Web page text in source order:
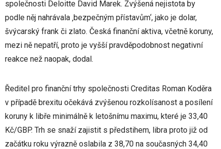
společnosti Deloitte David Marek. Zvýšená nejistota by
podle něj nahrávala ‚bezpečným přístavům‘, jako je dolar,
švýcarský frank či zlato. Česká finanční aktiva, včetně koruny,
mezi ně nepatří, proto je vyšší pravděpodobnost negativní
reakce než naopak, dodal.
Ředitel pro finanční trhy společnosti Creditas Roman Koděra
v případě brexitu očekává zvýšenou rozkolísanost a posílení
koruny k libře minimálně k letošnímu maximu, které je 33,40
Kč/GBP. Trh se snaží zajistit s předstihem, libra proto již od
začátku roku výrazně oslabila z 38,70 na současných 34,40